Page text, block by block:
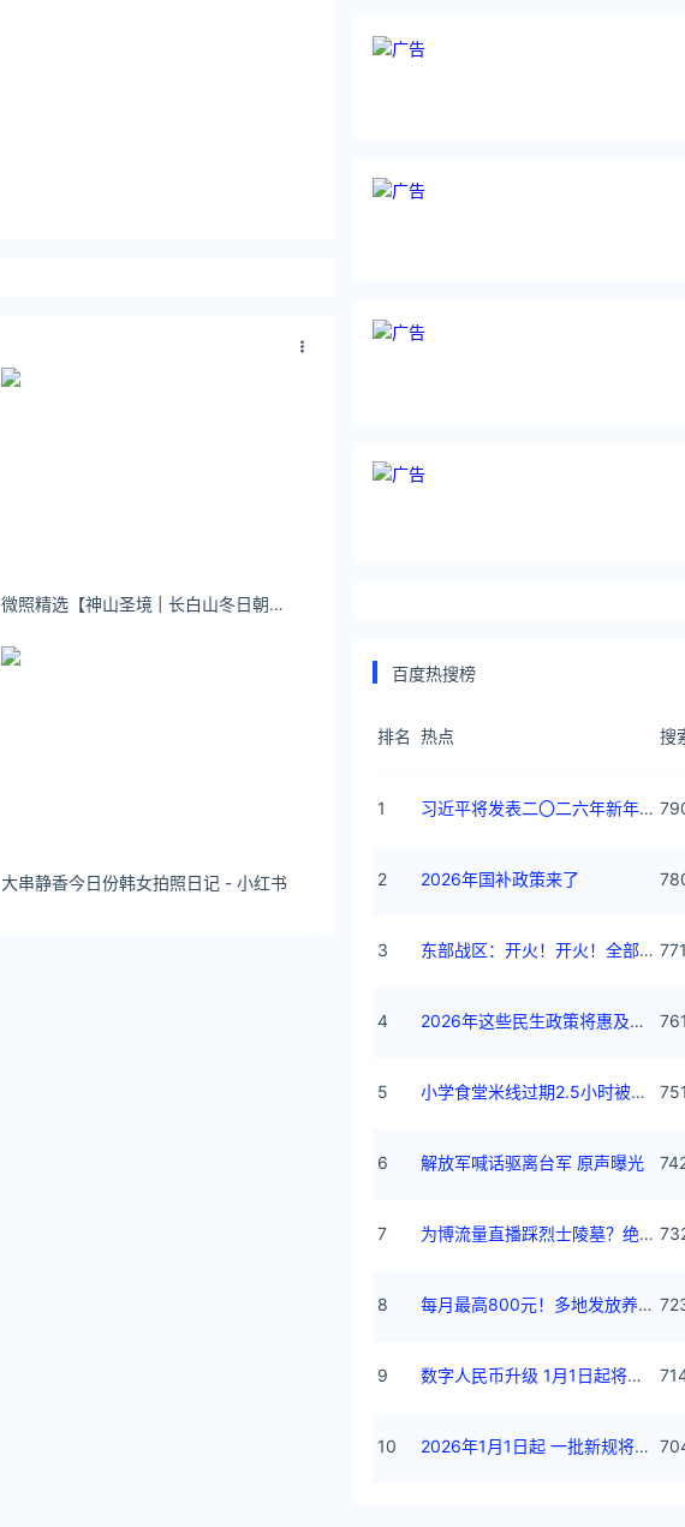
微照精选【神山圣境 | 长白山冬日朝圣全指南】
大串静香今日份韩女拍照日记 - 小红书
百度热搜榜
排名 热点 搜
1 习近平将发表二〇二六年新年贺词
2 2026年国补政策来了
3 东部战区：开火！开火！全部命中！
4 2026年这些民生政策将惠及百姓
5 小学食堂米线过期2.5小时被罚5万
6 解放军喊话驱离台军 原声曝光
7 为博流量直播踩烈士陵墓？绝不姑息
8 每月最高800元！多地发放养老消费券
9 数字人民币升级 1月1日起将计付利息
10 2026年1月1日起 一批新规将施行